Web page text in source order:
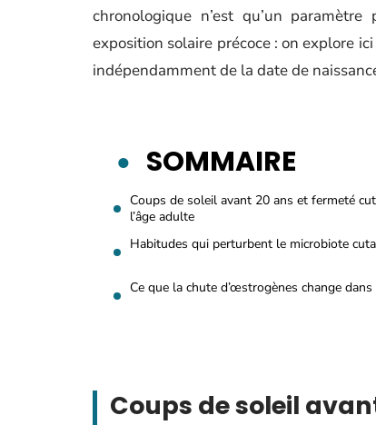
chronologique n’est qu’un
exposition solaire précoce : on explore
indépendamment de la date de
SOMMAIRE
Coups de soleil avant 20 ans et fermeté
l’âge adulte
Habitudes qui perturbent le microbiote
Ce que la chute d’œstrogènes change
Coups de soleil